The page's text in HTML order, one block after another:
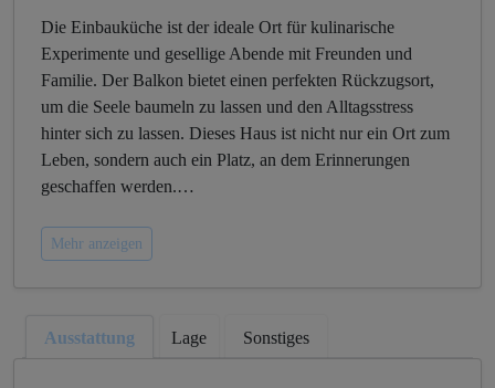
Die Einbauküche ist der ideale Ort für kulinarische
Experimente und gesellige Abende mit Freunden und
Familie. Der Balkon bietet einen perfekten Rückzugsort,
um die Seele baumeln zu lassen und den Alltagsstress
hinter sich zu lassen. Dieses Haus ist nicht nur ein Ort zum
Leben, sondern auch ein Platz, an dem Erinnerungen
geschaffen werden.…
Mehr anzeigen
Ausstattung Lage Sonstiges